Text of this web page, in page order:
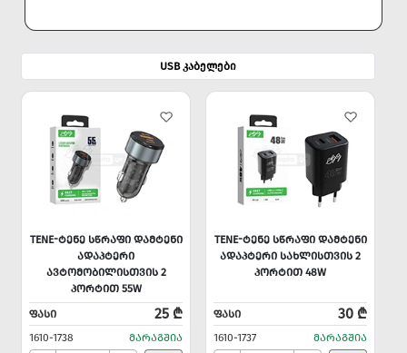
USB კაბელები
TENE-ᲢᲔᲜᲔ ᲡᲬᲠᲐᲤᲘ ᲓᲐᲛᲢᲔᲜᲘ
ᲐᲓᲐᲞᲢᲔᲠᲘ
ᲐᲕᲢᲝᲛᲝᲑᲘᲚᲘᲡᲗᲕᲘᲡ 2
ᲞᲝᲠᲢᲘᲗ 55W
ᲤᲐᲡᲘ
25 ₾
1610-1738 ᲛᲐᲠᲐᲒᲨᲘᲐ
TENE-ᲢᲔᲜᲔ ᲡᲬᲠᲐᲤᲘ ᲓᲐᲛᲢᲔᲜᲘ
ᲐᲓᲐᲞᲢᲔᲠᲘ ᲡᲐᲮᲚᲘᲡᲗᲕᲘᲡ 2
ᲞᲝᲠᲢᲘᲗ 48W
ᲤᲐᲡᲘ 30 ₾
1610-1737 ᲛᲐᲠᲐᲒᲨᲘᲐ